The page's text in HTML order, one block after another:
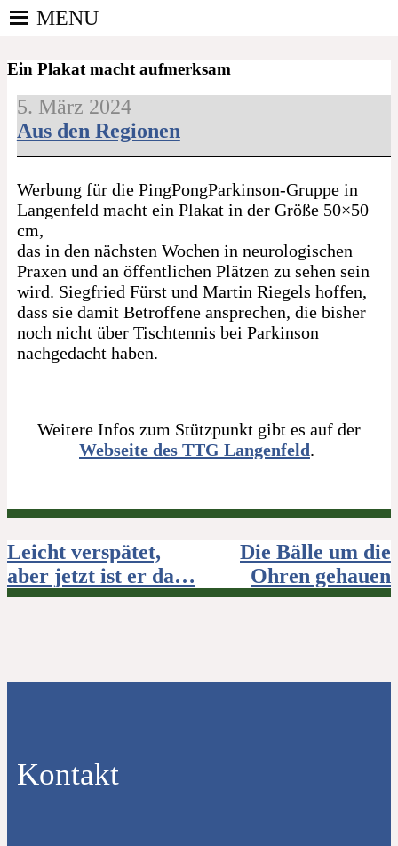
Skip
to
PINGPONGPARKINSON
DEUTSCHLAND E. V.
kooperierenden Vereinen und Einzelpersonen, der
sich – mit dem Mittel Tischtennis – überwiegend
ehrenamtlich um Personen mit Parkinson und
deren Angehörige kümmert.
MENU
Ein Plakat macht aufmerksam
5. März 2024
Aus den Regionen
Werbung für die PingPongParkinson-Gruppe in
Langenfeld macht ein Plakat in der Größe 50×50
cm,
das in den nächsten Wochen in neurologischen
Praxen und an öffentlichen Plätzen zu sehen sein
wird. Siegfried Fürst und Martin Riegels hoffen,
dass sie damit Betroffene ansprechen, die bisher
noch nicht über Tischtennis bei Parkinson
nachgedacht haben.
Weitere Infos zum Stützpunkt gibt es auf der
Webseite des TTG Langenfeld.
Beitragsnavigation
Leicht verspätet,
aber jetzt ist er da…
Die Bälle um die
Ohren gehauen
Kontakt